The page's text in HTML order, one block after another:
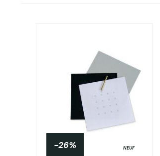
-26% NEUF